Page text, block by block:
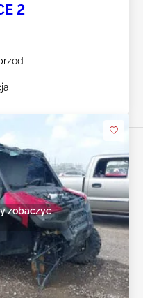
2
zobaczyć